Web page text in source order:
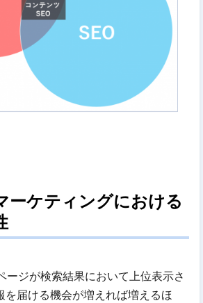
ーケティングにおける
ージが検索結果において上位表示さ
を届ける機会が増えれば増えるほ